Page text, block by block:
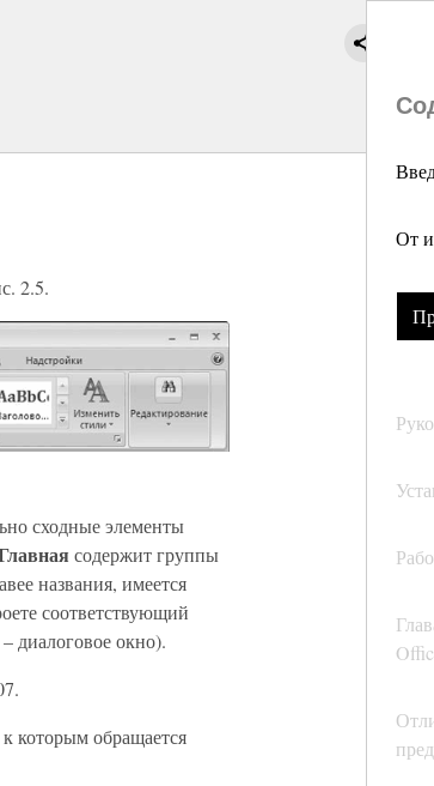
От
2.5.
сходные элементы
содержит группы
названия, имеется
соответствующий
диалоговое окно).
которым обращается